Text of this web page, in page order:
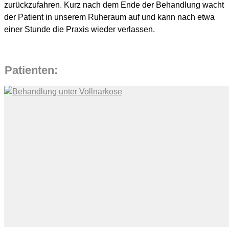
zurückzufahren. Kurz nach dem Ende der Behandlung wacht
der Patient in unserem Ruheraum auf und kann nach etwa
einer Stunde die Praxis wieder verlassen.
Patienten: